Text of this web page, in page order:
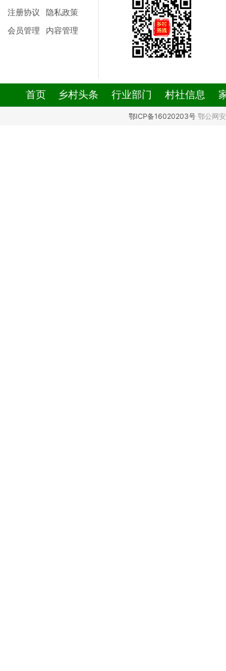
注册协议
隐私政策
会员管理
内容管理
首页 乡村头条 行业部门 村社信息
鄂ICP备16020203号鄂公网